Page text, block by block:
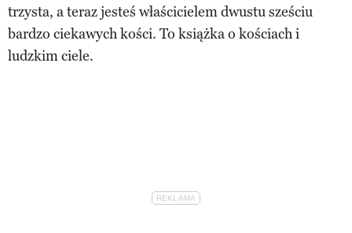
trzysta, a teraz jesteś właścicielem dwustu sześciu
bardzo ciekawych kości. To książka o kościach i
ludzkim ciele.